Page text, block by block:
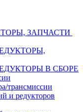
ЗАПЧАСТИ
В СБОРЕ
трансмиссии
и редукторов